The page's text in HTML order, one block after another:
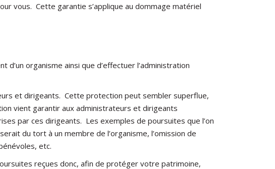
vous. Cette garantie s’applique au dommage matériel
organisme ainsi que d’effectuer l’administration
et dirigeants. Cette protection peut sembler superflue,
vient garantir aux administrateurs et dirigeants
par ces dirigeants. Les exemples de poursuites que l’on
du tort à un membre de l’organisme, l’omission de
etc.
reçues donc, afin de protéger votre patrimoine,